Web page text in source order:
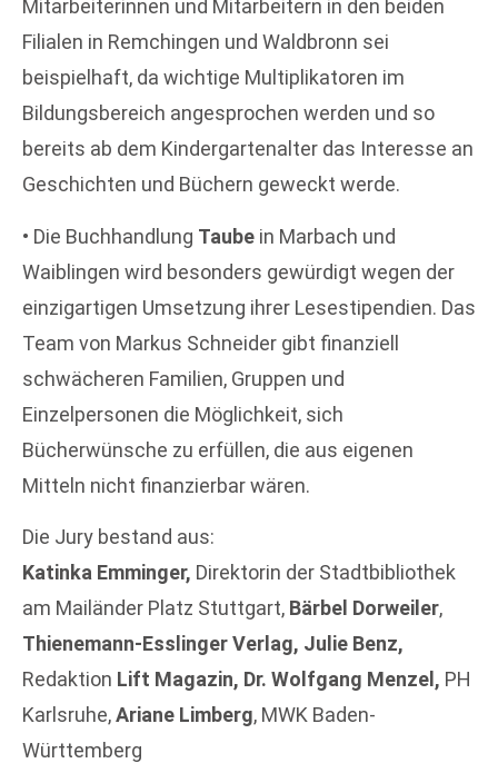
Mitarbeiterinnen und Mitarbeitern in den beiden
Filialen in Remchingen und Waldbronn sei
beispielhaft, da wichtige Multiplikatoren im
Bildungsbereich angesprochen werden und so
bereits ab dem Kindergartenalter das Interesse an
Geschichten und Büchern geweckt werde.
• Die Buchhandlung Taube in Marbach und
Waiblingen wird besonders gewürdigt wegen der
einzigartigen Umsetzung ihrer Lesestipendien. Das
Team von Markus Schneider gibt finanziell
schwächeren Familien, Gruppen und
Einzelpersonen die Möglichkeit, sich
Bücherwünsche zu erfüllen, die aus eigenen
Mitteln nicht finanzierbar wären.
Die Jury bestand aus:
Katinka Emminger, Direktorin der Stadtbibliothek
am Mailänder Platz Stuttgart, Bärbel Dorweiler,
Thienemann-Esslinger Verlag, Julie Benz,
Redaktion Lift Magazin, Dr. Wolfgang Menzel, PH
Karlsruhe,Ariane Limberg, MWK Baden-
Württemberg